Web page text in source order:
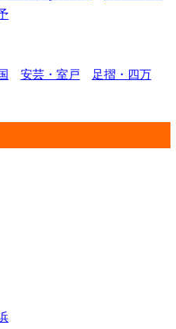
安芸・室戸
足摺・四万